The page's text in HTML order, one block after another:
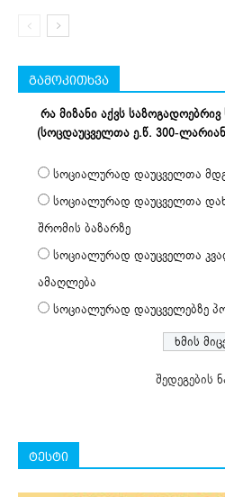
გამოკითხვა
რა მიზანი აქვს საზოგადოებრივ
(სოცდაუცველთა ე.წ. 300-
სოციალურად დაუცველთა
სოციალურად დაუცველთა
შრომის ბაზარზე
სოციალურად დაუცველთა
ამაღლება
სოციალურად დაუცველებზე
შედეგების
ტესტი